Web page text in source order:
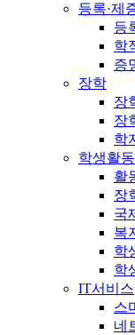
등록·제
등
학
증
장학
장
장
학
학생활동
활
장
국
복
학
학
IT서비스
스
네